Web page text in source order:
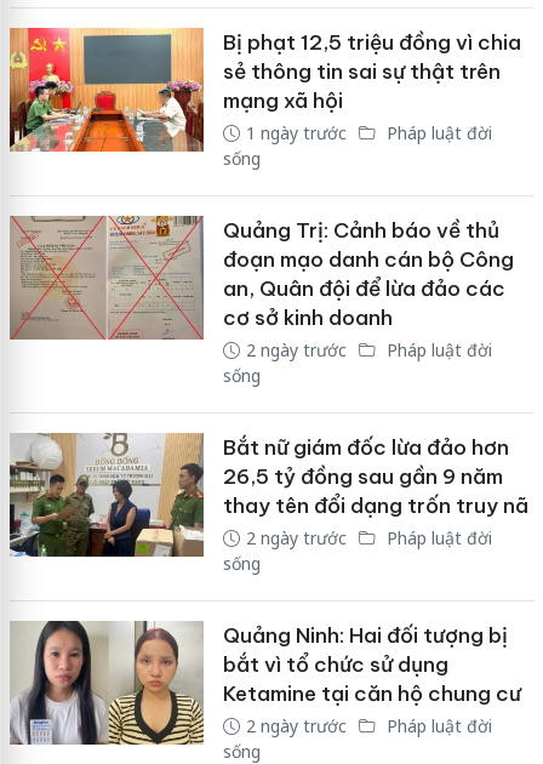
Bị phạt 12,5 triệu đồng vì chia
sẻ thông tin sai sự thật trên
mạng xã hội
1 ngày trước
Pháp luật đời
sống
Quảng Trị: Cảnh báo về thủ
đoạn mạo danh cán bộ Công
an, Quân đội để lừa đảo các
cơ sở kinh doanh
2 ngày trước
Pháp luật đời
sống
Bắt nữ giám đốc lừa đảo hơn
26,5 tỷ đồng sau gần 9 năm
thay tên đổi dạng trốn truy nã
2 ngày trước
Pháp luật đời
sống
Quảng Ninh: Hai đối tượng bị
bắt vì tổ chức sử dụng
Ketamine tại căn hộ chung cư
2 ngày trước
Pháp luật đời
sống